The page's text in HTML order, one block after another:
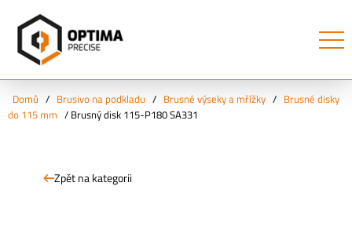
Domů / Brusivo na podkladu / Brusné výseky a mřížky / Brusné disky
do 115 mm / Brusný disk 115-P180 SA331
Zpět na kategorii